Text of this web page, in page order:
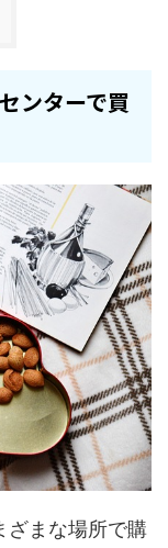
ンターで買
ざまな場所で購